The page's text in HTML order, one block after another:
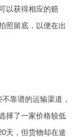
以获得相应的赔
照留底，以便在出
靠谱的运输渠道，
择了一家价格较低
天，但货物却在途